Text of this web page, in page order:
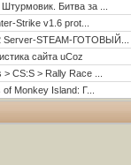
Битва за ...
Strike v1.6 prot...
Server-STEAM-ГОТОВЫЙ...
сайта uCoz
> CS:S > Rally Race ...
of Monkey Island: Г...